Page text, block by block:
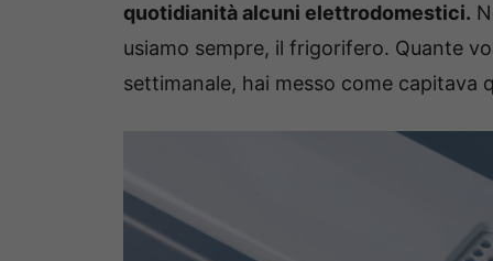
quotidianità alcuni elettrodomestici.
usiamo sempre, il frigorifero. Quante
settimanale, hai messo come capitava